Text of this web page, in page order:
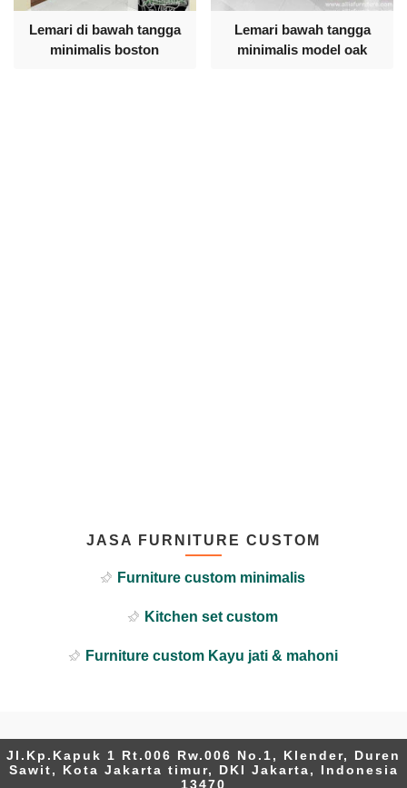
Lemari di bawah tangga
minimalis boston
Lemari bawah tangga
minimalis model oak
JASA FURNITURE CUSTOM
Furniture custom minimalis
Kitchen set custom
Furniture custom Kayu jati & mahoni
Jl.Kp.Kapuk 1 Rt.006 Rw.006 No.1, Klender, Duren
Sawit, Kota Jakarta timur, DKI Jakarta, Indonesia
13470